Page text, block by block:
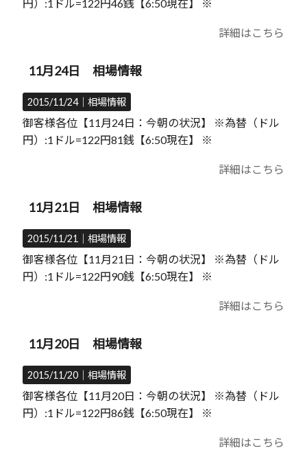
円）:1ドル=122円46銭【6:50現在】 ※
詳細はこちら
11月24日 相場情報
2015/11/24｜相場情報
御客様各位【11月24日：今朝の状況】 ※為替（ドル
円）:1ドル=122円81銭【6:50現在】 ※
詳細はこちら
11月21日 相場情報
2015/11/21｜相場情報
御客様各位【11月21日：今朝の状況】 ※為替（ドル
円）:1ドル=122円90銭【6:50現在】 ※
詳細はこちら
11月20日 相場情報
2015/11/20｜相場情報
御客様各位【11月20日：今朝の状況】 ※為替（ドル
円）:1ドル=122円86銭【6:50現在】 ※
詳細はこちら